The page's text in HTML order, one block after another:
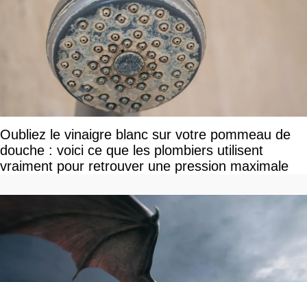
Oubliez le vinaigre blanc sur votre pommeau de
douche : voici ce que les plombiers utilisent
vraiment pour retrouver une pression maximale